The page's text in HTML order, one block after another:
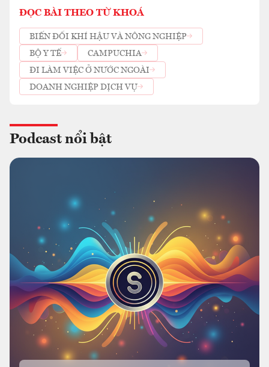
ĐỌC BÀI THEO TỪ KHOÁ
BIẾN ĐỔI KHÍ HẬU VÀ NÔNG NGHIỆP
BỘ Y TẾ
CAMPUCHIA
ĐI LÀM VIỆC Ở NƯỚC NGOÀI
DOANH NGHIỆP DỊCH VỤ
Podcast nổi bật